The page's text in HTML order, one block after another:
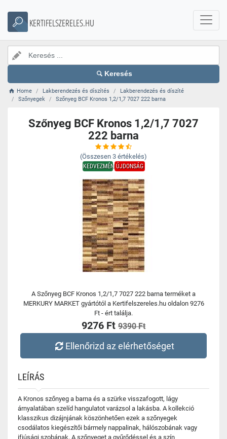
KERTIFELSZERELES.HU
Keresés
Home Lakberendezés és díszítés
Lakberendezés és díszíté
Szőnyegek
Szőnyeg BCF Kronos 1,2/1,7 7027 222 barna
Szőnyeg BCF Kronos 1,2/1,7 7027
222 barna
(Összesen 3 értékelés)
KEDVEZMÉNYÚJDONSÁG
A Szőnyeg BCF Kronos 1,2/1,7 7027 222 barna terméket a
MERKURY MARKET gyártótól a Kertifelszereles.hu oldalon 9276
Ft - ért találja.
9276 Ft 9390 Ft
Ellenőrizd az elérhetőséget
LEÍRÁS
A Kronos szőnyeg a barna és a szürke visszafogott, lágy
árnyalatában szelíd hangulatot varázsol a lakásba. A kollekció
klasszikus dizájnjának köszönhetően ezek a szőnyegek
csodálatos kiegészítői bármely nappalinak, hálószobának vagy
ifjúsági szobának. A szőnyeget a gyűrődéssel és a szín